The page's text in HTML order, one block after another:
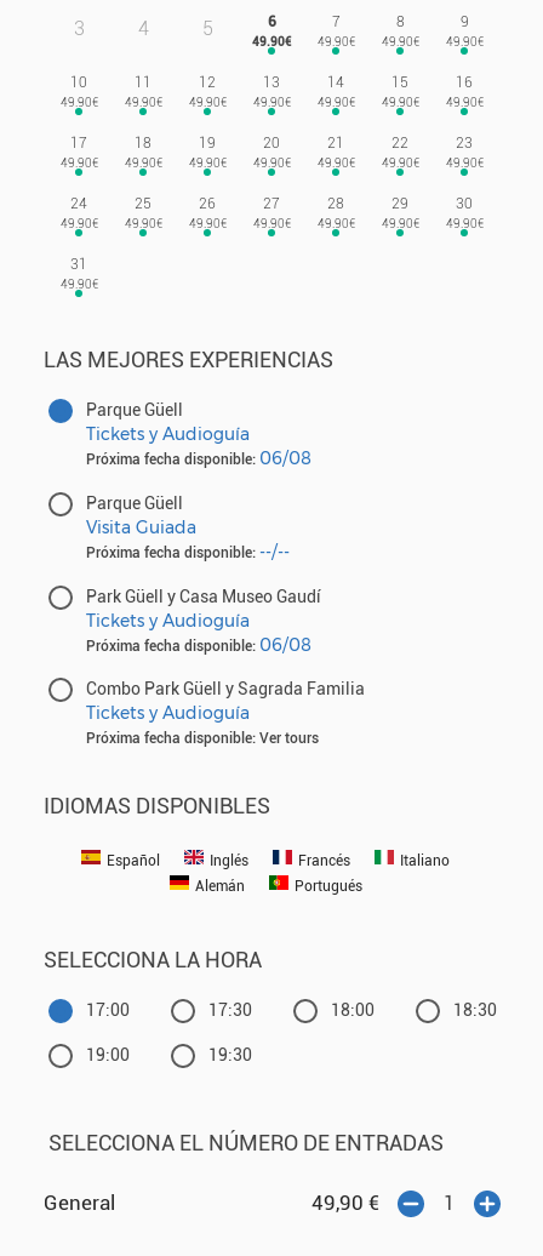
3 4 5 6 7 8 9
10 11 12 13 14 15 16
17 18 19 20 21 22 23
24 25 26 27 28 29 30
31
LAS MEJORES EXPERIENCIAS
Parque Güell
Tickets y Audioguía
Próxima fecha disponible: 06/08
Parque Güell
Visita Guiada
Próxima fecha disponible: --/--
Park Güell y Casa Museo Gaudí
Tickets y Audioguía
Próxima fecha disponible: 06/08
Combo Park Güell y Sagrada Familia
Tickets y Audioguía
Próxima fecha disponible: Ver tours
IDIOMAS DISPONIBLES
Español Inglés Francés
Italiano
Alemán
Portugués
SELECCIONA LA HORA
17:00 17:30 18:00 18:30
19:00 19:30
SELECCIONA EL NÚMERO DE ENTRADAS
General 49,90 €